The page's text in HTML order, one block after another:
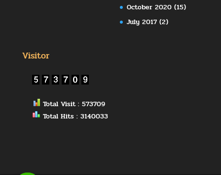
October 2020 (15)
July 2017 (2)
Visitor
Total Visit : 573709
Total Hits : 3140033